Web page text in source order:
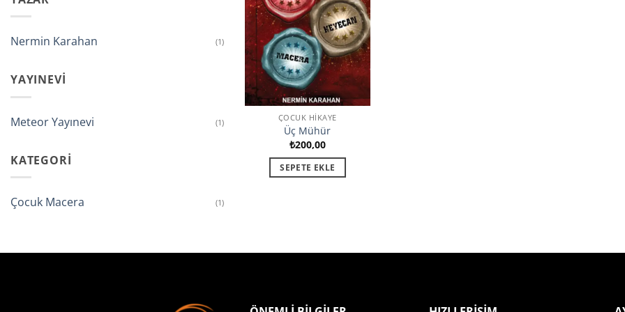
Nermin Karahan (1)
YAYINEVI
Meteor Yayınevi (1)
KATEGORI
Çocuk Macera (1)
ÇOCUK HIKAYE
Üç Mühür
₺200,00
SEPETE EKLE